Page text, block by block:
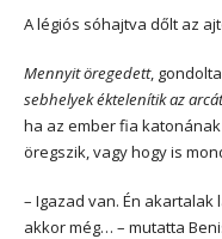
A légiós sóhajtva dőlt az
Mennyit öregedett,
sebhelyek éktelenítik az
ha az ember fia
öregszik, vagy hogy is
– Igazad van. Én
akkor még… – mutatta